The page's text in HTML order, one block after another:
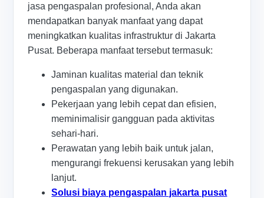
jasa pengaspalan profesional, Anda akan
mendapatkan banyak manfaat yang dapat
meningkatkan kualitas infrastruktur di Jakarta
Pusat. Beberapa manfaat tersebut termasuk:
Jaminan kualitas material dan teknik
pengaspalan yang digunakan.
Pekerjaan yang lebih cepat dan efisien,
meminimalisir gangguan pada aktivitas
sehari-hari.
Perawatan yang lebih baik untuk jalan,
mengurangi frekuensi kerusakan yang lebih
lanjut.
Solusi biaya pengaspalan jakarta pusat